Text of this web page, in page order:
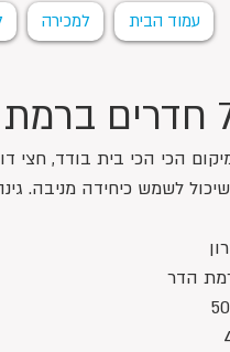
עמוד הבית למכירה
לשמש כיחידה מניבה.
הדר